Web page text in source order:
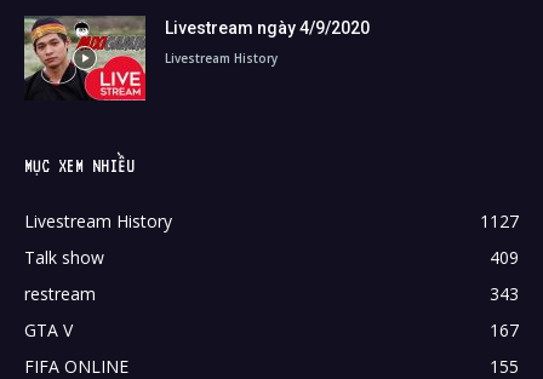
Livestream ngày 4/9/2020
Livestream History
MỤC XEM NHIỀU
Livestream History
1127
Talk show
409
restream
343
GTA V
167
FIFA ONLINE
155